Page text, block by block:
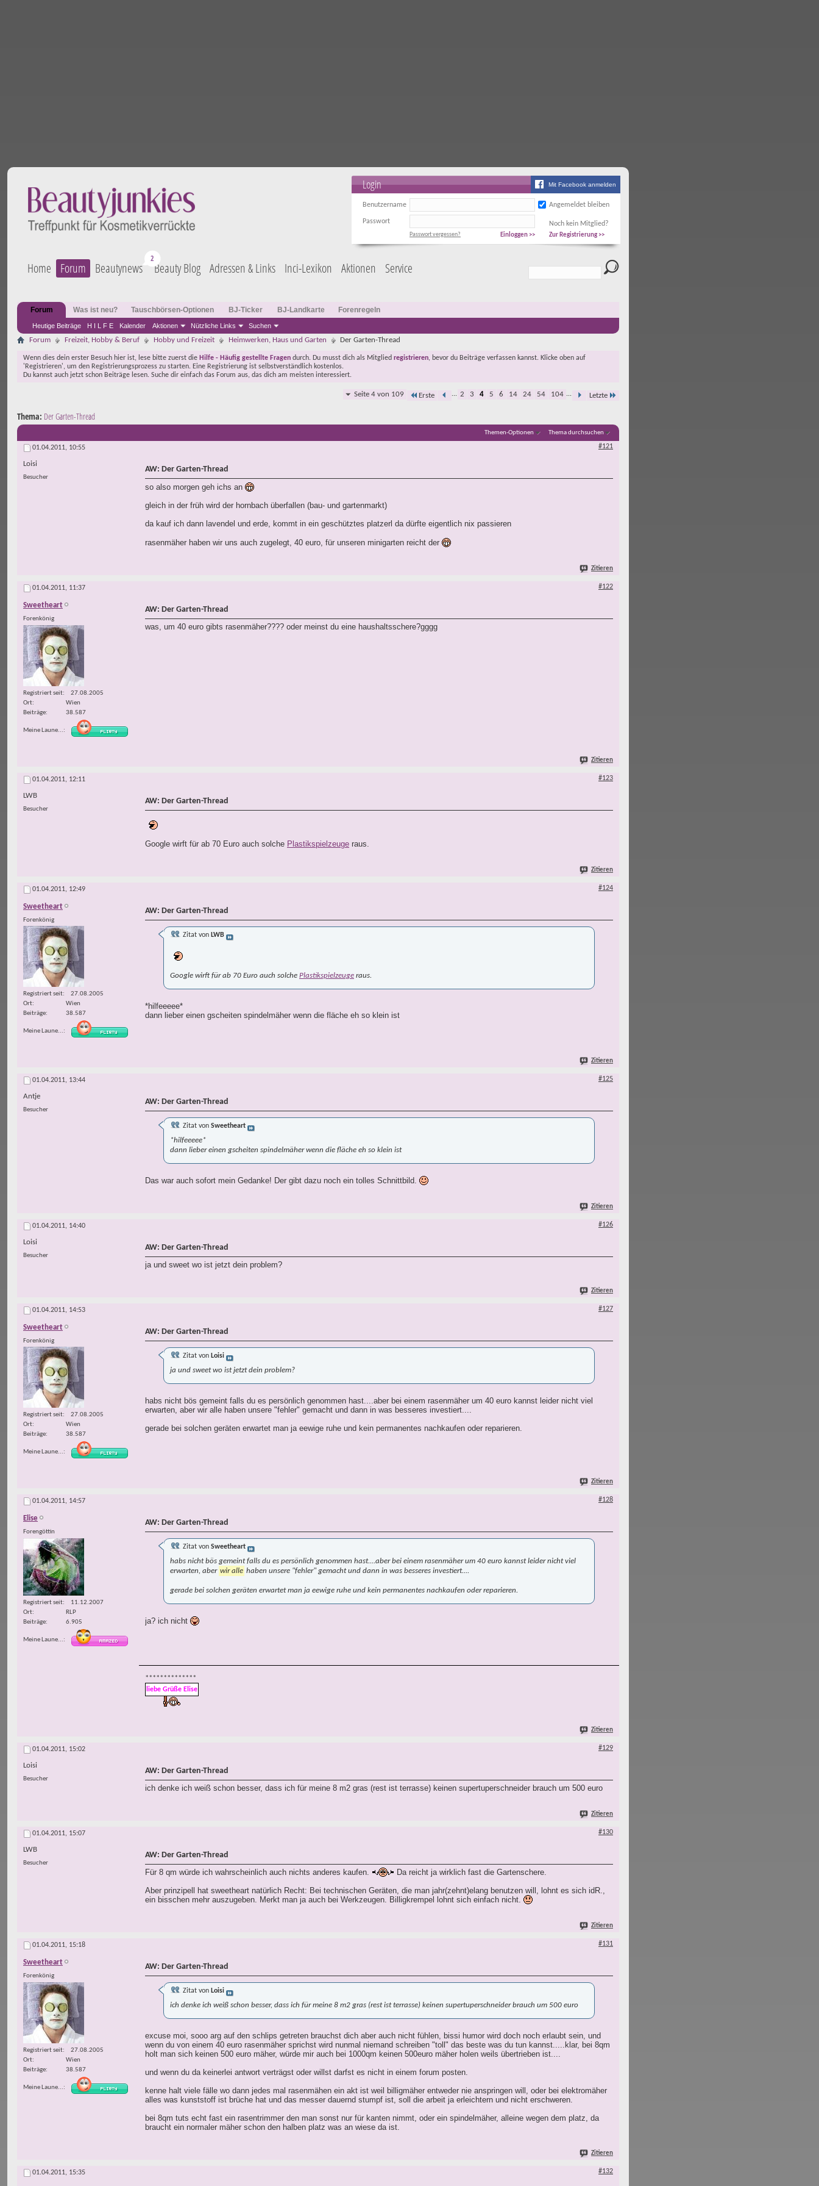
Mit Facebook anmelden
Login
Benutzername Angemeldet bleiben
Passwort Noch kein Mitglied?
Einloggen >>
Passwort vergessen? Zur Registrierung >>
Home Forum Beautynews Beauty Blog Adressen & Links Inci-Lexikon Aktionen Service
Forum
Heutige Beiträge H I L F E Kalender Aktionen Nützliche Links Suchen
Was ist neu? Tauschbörsen-Optionen BJ-Ticker BJ-Landkarte Forenregeln
Forum Freizeit, Hobby & Beruf Hobby und Freizeit Heimwerken, Haus und Garten Der Garten-Thread
Wenn dies dein erster Besuch hier ist, lese bitte zuerst die Hilfe - Häufig gestellte Fragen durch. Du musst dich als Mitglied registrieren, bevor du Beiträge verfassen kannst. Klicke oben auf
'Registrieren', um den Registrierungsprozess zu starten. Eine Registrierung ist selbstverständlich kostenlos.
Du kannst auch jetzt schon Beiträge lesen. Suche dir einfach das Forum aus, das dich am meisten interessiert.
Seite 4 von 109 Erste ... 2 3 4 5 6 14 24 54 104 ... Letzte
Thema: Der Garten-Thread
Themen-Optionen Thema durchsuchen
01.04.2011, 10:55 #121
Loisi
Besucher
AW: Der Garten-Thread
so also morgen geh ichs an
gleich in der früh wird der hornbach überfallen (bau- und gartenmarkt)
da kauf ich dann lavendel und erde, kommt in ein geschütztes platzerl da dürfte eigentlich nix passieren
rasenmäher haben wir uns auch zugelegt, 40 euro, für unseren minigarten reicht der
Zitieren
01.04.2011, 11:37 #122
Sweetheart
Forenkönig
Registriert seit
27.08.2005
Ort
Wien
Beiträge
38.587
Meine Laune...
AW: Der Garten-Thread
was, um 40 euro gibts rasenmäher???? oder meinst du eine haushaltsschere?gggg
Zitieren
01.04.2011, 12:11 #123
LWB
Besucher
AW: Der Garten-Thread
Google wirft für ab 70 Euro auch solche Plastikspielzeuge raus.
Zitieren
01.04.2011, 12:49 #124
Sweetheart
Forenkönig
Registriert seit
27.08.2005
Ort
Wien
Beiträge
38.587
Meine Laune...
AW: Der Garten-Thread
Zitat von LWB
Google wirft für ab 70 Euro auch solche Plastikspielzeuge raus.
*hilfeeeee*
dann lieber einen gscheiten spindelmäher wenn die fläche eh so klein ist
Zitieren
01.04.2011, 13:44 #125
Antje
Besucher
AW: Der Garten-Thread
Zitat von Sweetheart
*hilfeeeee*
dann lieber einen gscheiten spindelmäher wenn die fläche eh so klein ist
Das war auch sofort mein Gedanke! Der gibt dazu noch ein tolles Schnittbild.
Zitieren
01.04.2011, 14:40 #126
Loisi
Besucher
AW: Der Garten-Thread
ja und sweet wo ist jetzt dein problem?
Zitieren
01.04.2011, 14:53 #127
Sweetheart
Forenkönig
Registriert seit
27.08.2005
Ort
Wien
Beiträge
38.587
Meine Laune...
AW: Der Garten-Thread
Zitat von Loisi
ja und sweet wo ist jetzt dein problem?
habs nicht bös gemeint falls du es persönlich genommen hast....aber bei einem rasenmäher um 40 euro kannst leider nicht viel
erwarten, aber wir alle haben unsere "fehler" gemacht und dann in was besseres investiert....
gerade bei solchen geräten erwartet man ja eewige ruhe und kein permanentes nachkaufen oder reparieren.
Zitieren
01.04.2011, 14:57 #128
Elise
Forengöttin
Registriert seit
11.12.2007
Ort
RLP
Beiträge
6.905
Meine Laune...
AW: Der Garten-Thread
Zitat von Sweetheart
habs nicht bös gemeint falls du es persönlich genommen hast....aber bei einem rasenmäher um 40 euro kannst leider nicht viel
erwarten, aber wir alle haben unsere "fehler" gemacht und dann in was besseres investiert....
gerade bei solchen geräten erwartet man ja eewige ruhe und kein permanentes nachkaufen oder reparieren.
ja? ich nicht
**************
liebe Grüße Elise
Zitieren
01.04.2011, 15:02 #129
Loisi
Besucher
AW: Der Garten-Thread
ich denke ich weiß schon besser, dass ich für meine 8 m2 gras (rest ist terrasse) keinen supertuperschneider brauch um 500 euro
Zitieren
01.04.2011, 15:07 #130
LWB
Besucher
AW: Der Garten-Thread
Für 8 qm würde ich wahrscheinlich auch nichts anderes kaufen.
Da reicht ja wirklich fast die Gartenschere.
Aber prinzipell hat sweetheart natürlich Recht: Bei technischen Geräten, die man jahr(zehnt)elang benutzen will, lohnt es sich idR.,
ein bisschen mehr auszugeben. Merkt man ja auch bei Werkzeugen. Billigkrempel lohnt sich einfach nicht.
Zitieren
01.04.2011, 15:18 #131
Sweetheart
Forenkönig
Registriert seit
27.08.2005
Ort
Wien
Beiträge
38.587
Meine Laune...
AW: Der Garten-Thread
Zitat von Loisi
ich denke ich weiß schon besser, dass ich für meine 8 m2 gras (rest ist terrasse) keinen supertuperschneider brauch um 500 euro
excuse moi, sooo arg auf den schlips getreten brauchst dich aber auch nicht fühlen, bissi humor wird doch noch erlaubt sein, und
wenn du von einem 40 euro rasenmäher sprichst wird nunmal niemand schreiben "toll" das beste was du tun kannst.....klar, bei 8qm
holt man sich keinen 500 euro mäher, würde mir auch bei 1000qm keinen 500euro mäher holen weils übertrieben ist....
und wenn du da keinerlei antwort verträgst oder willst darfst es nicht in einem forum posten.
kenne halt viele fälle wo dann jedes mal rasenmähen ein akt ist weil billigmäher entweder nie anspringen will, oder bei elektromäher
alles was kunststoff ist brüche hat und das messer dauernd stumpf ist, soll die arbeit ja erleichtern und nicht erschweren.
bei 8qm tuts echt fast ein rasentrimmer den man sonst nur für kanten nimmt, oder ein spindelmäher, alleine wegen dem platz, da
braucht ein normaler mäher schon den halben platz was an wiese da ist.
Zitieren
01.04.2011, 15:35 #132